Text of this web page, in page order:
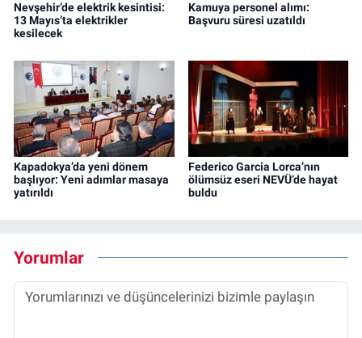
Nevşehir’de elektrik kesintisi:
13 Mayıs’ta elektrikler
kesilecek
Kamuya personel alımı:
Başvuru süresi uzatıldı
Kapadokya’da yeni dönem
başlıyor: Yeni adımlar masaya
yatırıldı
Federico Garcia Lorca’nın
ölümsüz eseri NEVÜ’de hayat
buldu
Yorumlar